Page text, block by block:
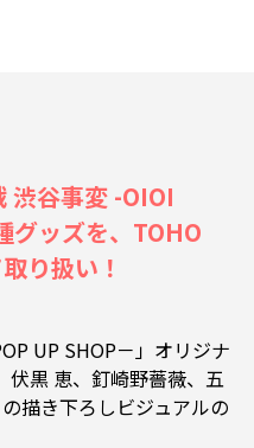
渋谷事変 -OIOI
グッズを、TOHO
り扱い！
UP SHOP－」オリジナ
伏黒 恵、釘崎野薔薇、五
描き下ろしビジュアルの